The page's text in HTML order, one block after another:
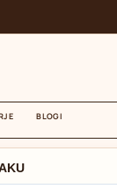
BLOGI